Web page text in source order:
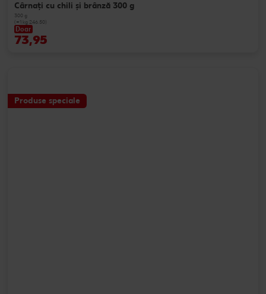
Cârnați cu chili și brânză 300 g
300 g
(=1 kg 246.50)
Doar
73,95
Produse speciale